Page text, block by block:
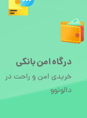
درگاه امن بانکی
خریدی امن و راحت در
دالونوو